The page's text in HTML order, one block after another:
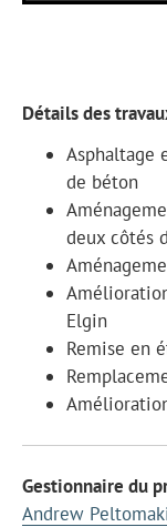
Détails des
Asphaltage
de béton
deux côtés
Elgin
Remise en
Gestionnaire du
Andrew Peltomaki